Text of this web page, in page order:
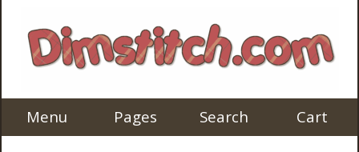
Menu Pages Search Cart